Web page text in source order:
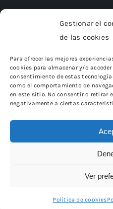
Gestionar el
de las cookies
Para ofrecer las mejores
cookies para almacenar y/o
consentimiento de estas
como el comportamiento de
en este sitio. No consentir o retirar
negativamente a ciertas
Ver
Política de cookies
«Financiado por la Unión
y no reflejan necesariamente los
consideradas